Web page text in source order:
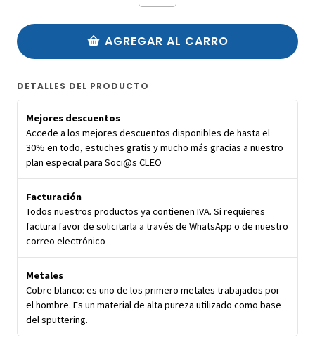
AGREGAR AL CARRO
DETALLES DEL PRODUCTO
Mejores descuentos
Accede a los mejores descuentos disponibles de hasta el
30% en todo, estuches gratis y mucho más gracias a nuestro
plan especial para Soci@s CLEO
Facturación
Todos nuestros productos ya contienen IVA. Si requieres
factura favor de solicitarla a través de WhatsApp o de nuestro
correo electrónico
Metales
Cobre blanco: es uno de los primero metales trabajados por
el hombre. Es un material de alta pureza utilizado como base
del sputtering.